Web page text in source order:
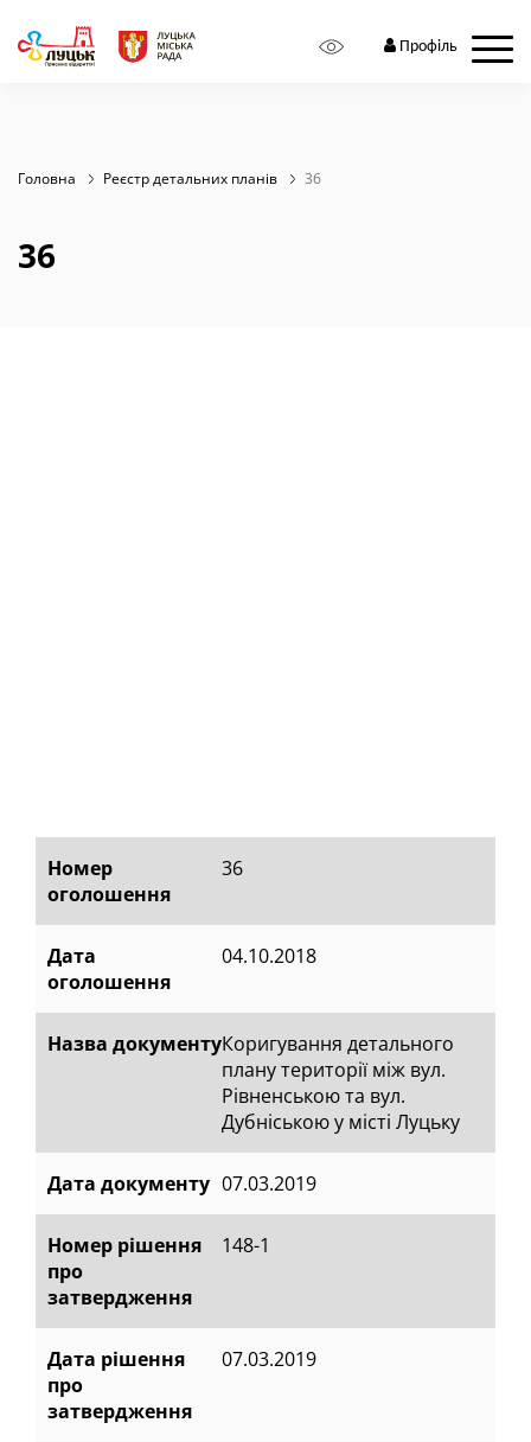
Профіль
Головна Реєстр детальних планів 36
36
Zoom: 10
Номер
оголошення
36
Дата
оголошення
04.10.2018
Назва документуКоригування детального
плану території між вул.
Рівненською та вул.
Дубніською у місті Луцьку
Дата документу 07.03.2019
Номер рішення
про
затвердження
148-1
Дата рішення
про
затвердження
07.03.2019